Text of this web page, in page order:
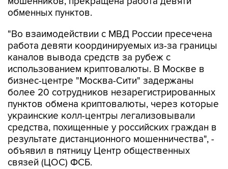
обменных пунктов.
"Во взаимодействии с МВД России пресечена
работа девяти координируемых из-за границы
каналов вывода средств за рубеж с
использованием криптовалюты. В Москве в
бизнес-центре "Москва-Сити" задержаны
более 20 сотрудников незарегистрированных
пунктов обмена криптовалюты, через которые
украинские колл-центры легализовывали
средства, похищенные у российских граждан в
результате дистанционного мошенничества", -
объявил в пятницу Центр общественных
связей (ЦОС) ФСБ.